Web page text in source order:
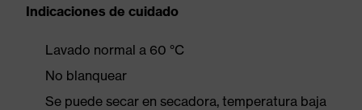
Indicaciones de cuidado
Lavado normal a 60 °C
No blanquear
Se puede secar en secadora, temperatura baja